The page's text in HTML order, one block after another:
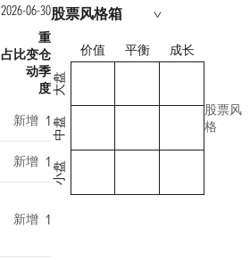
2026-06-30
占比变
动
重
仓
季
度
新增 1
新增 1
新增 1
股票风格箱
价值 平衡 成长
大盘
中盘
小盘
股票风
格